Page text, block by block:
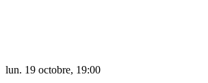
lun. 19 octobre, 19:00